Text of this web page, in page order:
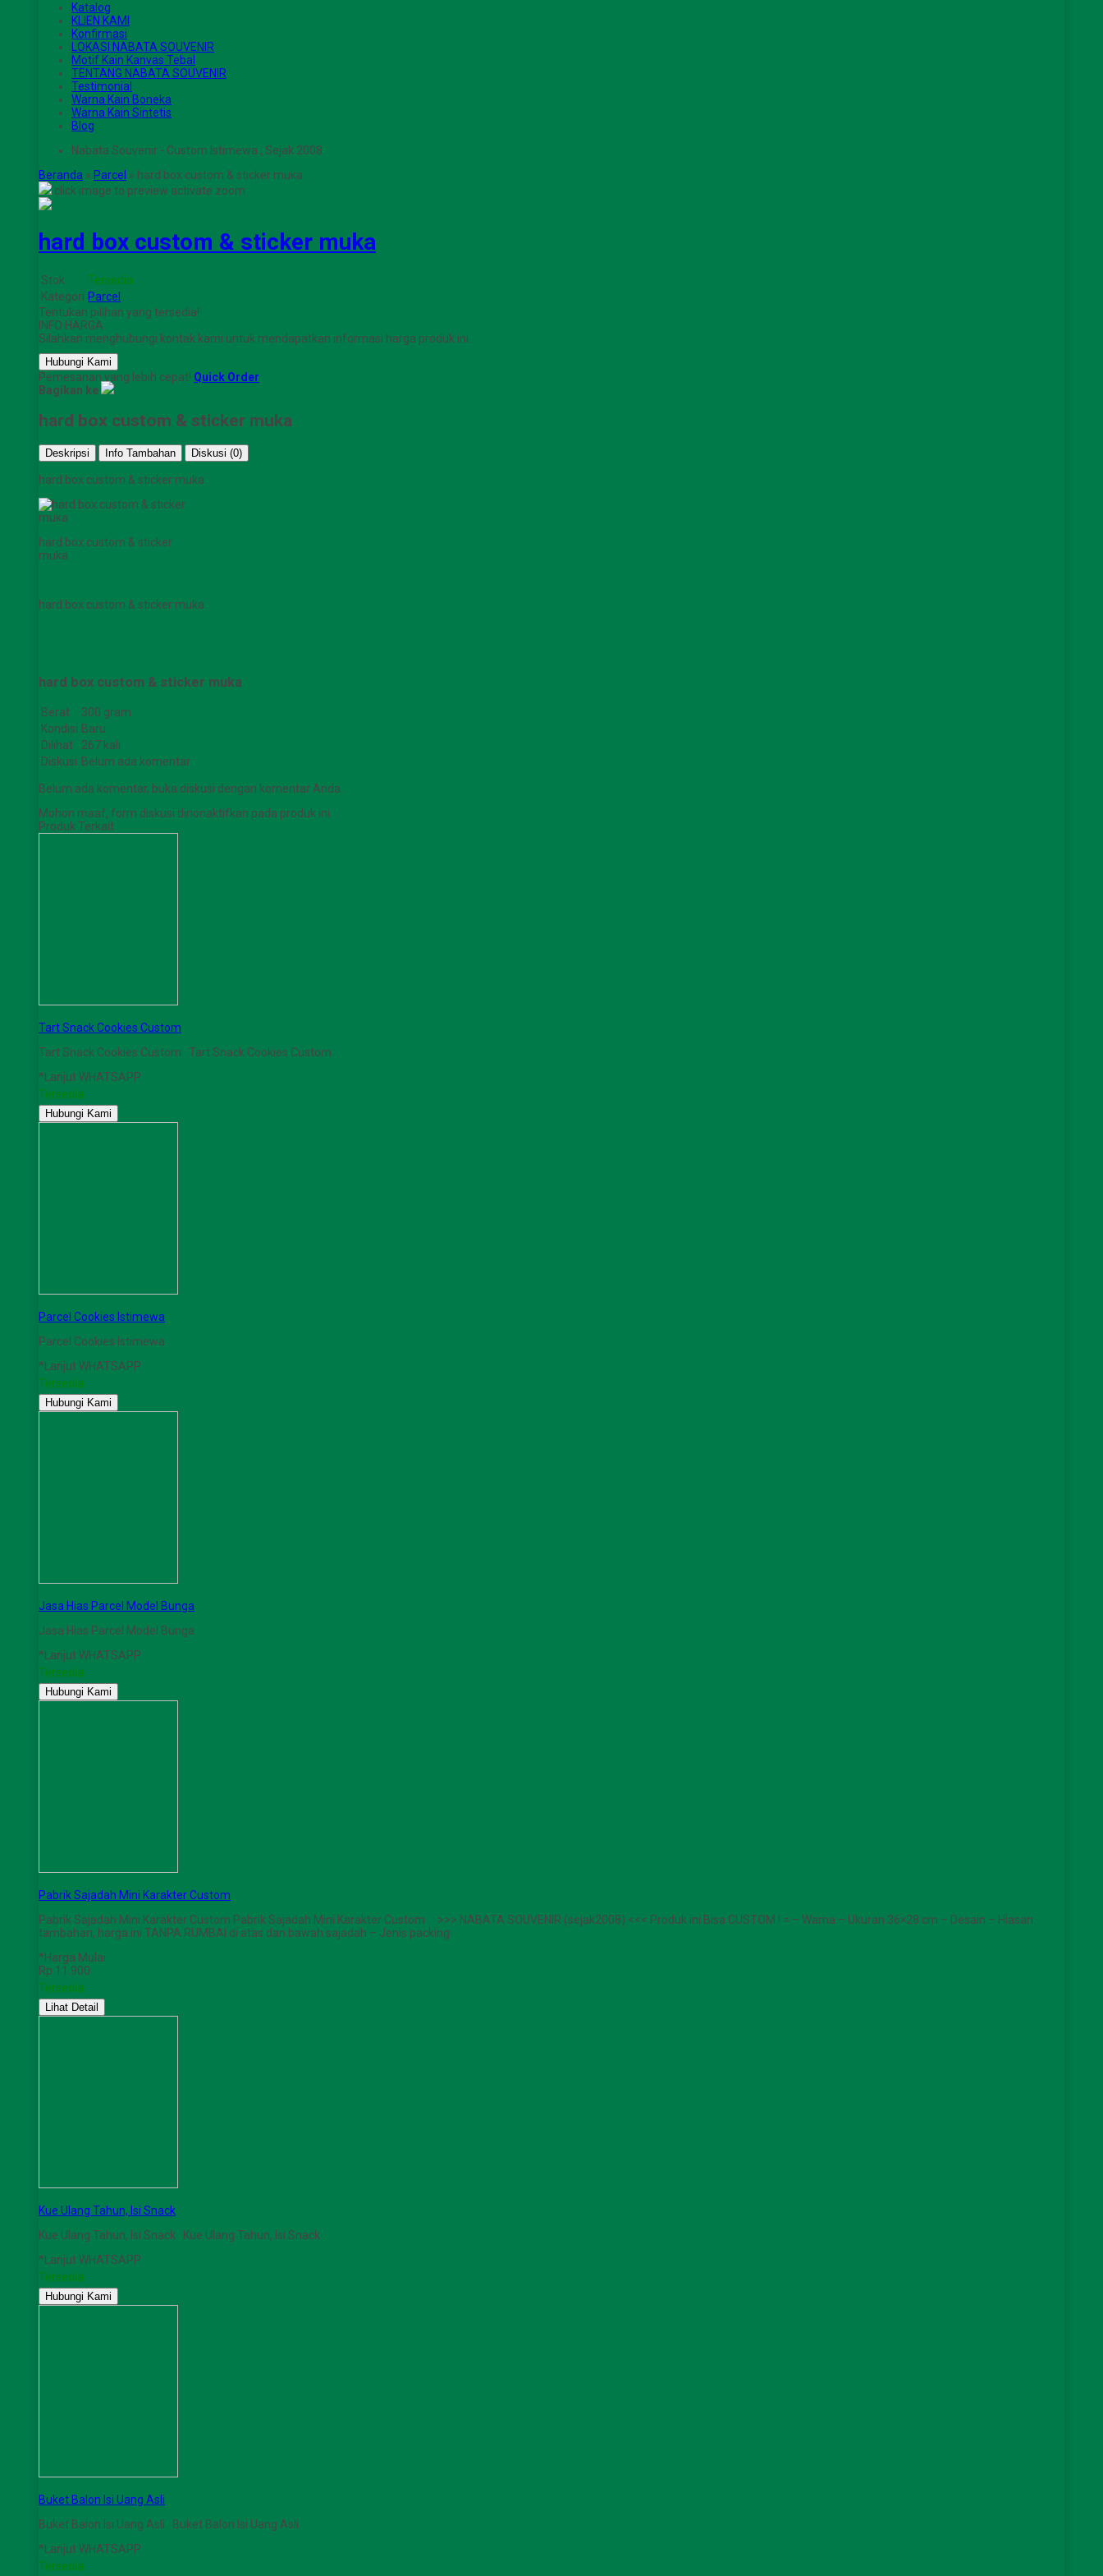
Katalog
KLIEN KAMI
Konfirmasi
LOKASI NABATA SOUVENIR
Motif Kain Kanvas Tebal
TENTANG NABATA SOUVENIR
Testimonial
Warna Kain Boneka
Warna Kain Sintetis
Blog
Nabata Souvenir - Custom Istimewa , Sejak 2008 .
Beranda » Parcel » hard box custom & sticker muka
click image to preview activate zoom
hard box custom & sticker muka
Stok
Tersedia
Kategori Parcel
Tentukan pilihan yang tersedia!
INFO HARGA
Silahkan menghubungi kontak kami untuk mendapatkan informasi harga produk ini.
Hubungi Kami
Pemesanan yang lebih cepat! Quick Order
Bagikan ke
hard box custom & sticker muka
Deskripsi Info Tambahan Diskusi (0)
hard box custom & sticker muka
hard box custom & sticker
muka
hard box custom & sticker muka
hard box custom & sticker muka
Berat
300 gram
Kondisi Baru
Dilihat
267 kali
Diskusi Belum ada komentar
Belum ada komentar, buka diskusi dengan komentar Anda.
Mohon maaf, form diskusi dinonaktifkan pada produk ini.
Produk Terkait
Tart Snack Cookies Custom
Tart Snack Cookies Custom Tart Snack Cookies Custom
*Lanjut WHATSAPP
Tersedia
Hubungi Kami
Parcel Cookies Istimewa
Parcel Cookies Istimewa
*Lanjut WHATSAPP
Tersedia
Hubungi Kami
Jasa Hias Parcel Model Bunga
Jasa Hias Parcel Model Bunga
*Lanjut WHATSAPP
Tersedia
Hubungi Kami
Pabrik Sajadah Mini Karakter Custom
Pabrik Sajadah Mini Karakter Custom Pabrik Sajadah Mini Karakter Custom >>> NABATA SOUVENIR (sejak2008) <<< Produk ini Bisa CUSTOM ! = – Warna – Ukuran 36×28 cm – Desain – Hiasan
tambahan, harga ini TANPA RUMBAI di atas dan bawah sajadah – Jenis packing
*Harga Mulai
Rp 11.900
Tersedia
Lihat Detail
Kue Ulang Tahun, Isi Snack
Kue Ulang Tahun, Isi Snack Kue Ulang Tahun, Isi Snack
*Lanjut WHATSAPP
Tersedia
Hubungi Kami
Buket Balon Isi Uang Asli
Buket Balon Isi Uang Asli Buket Balon Isi Uang Asli
*Lanjut WHATSAPP
Tersedia